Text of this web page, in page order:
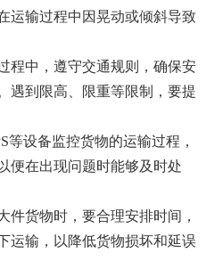
运输过程中因晃动或倾斜导致
中，遵守交通规则，确保安
遇到限高、限重等限制，要提
设备监控货物的运输过程，
便在出现问题时能够及时处
货物时，要合理安排时间，
运输，以降低货物损坏和延误